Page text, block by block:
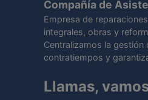
Compañía de
Empresa de
integrales, obras y
Centralizamos la
contratiempos y
Llamas,